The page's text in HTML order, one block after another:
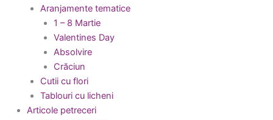
Aranjamente tematice
1 – 8 Martie
Valentines Day
Absolvire
Crăciun
Cutii cu flori
Tablouri cu licheni
Articole petreceri